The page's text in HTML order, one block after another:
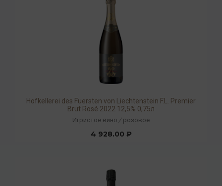
Hofkellerei des Fuersten von Liechtenstein F.L. Premier
Brut Rosé 2022 12,5% 0,75л
Игристое вино / розовое
4 928.00 ₽